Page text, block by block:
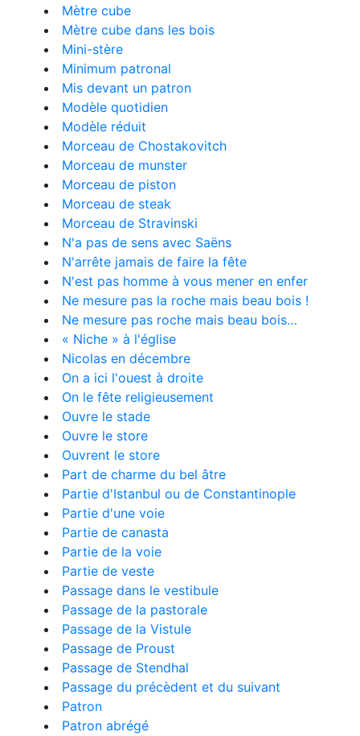
Mètre cube
Mètre cube dans les bois
Mini-stère
Minimum patronal
Mis devant un patron
Modèle quotidien
Modèle réduit
Morceau de Chostakovitch
Morceau de munster
Morceau de piston
Morceau de steak
Morceau de Stravinski
N'a pas de sens avec Saëns
N'arrête jamais de faire la fête
N'est pas homme à vous mener en enfer
Ne mesure pas la roche mais beau bois !
Ne mesure pas roche mais beau bois…
« Niche » à l'église
Nicolas en décembre
On a ici l'ouest à droite
On le fête religieusement
Ouvre le stade
Ouvre le store
Ouvrent le store
Part de charme du bel âtre
Partie d'Istanbul ou de Constantinople
Partie d'une voie
Partie de canasta
Partie de la voie
Partie de veste
Passage dans le vestibule
Passage de la pastorale
Passage de la Vistule
Passage de Proust
Passage de Stendhal
Passage du précèdent et du suivant
Patron
Patron abrégé